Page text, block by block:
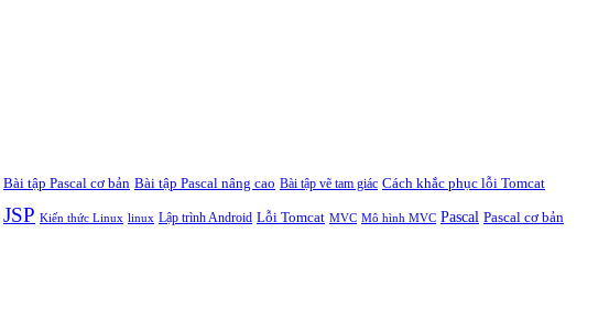
Bài tập Pascal cơ bản Bài tập Pascal nâng cao Bài tập vẽ tam giác Cách khắc phục lỗi Tomcat
JSP Kiến thức Linux linux Lập trình Android Lỗi Tomcat MVC Mô hình MVC Pascal Pascal cơ bản